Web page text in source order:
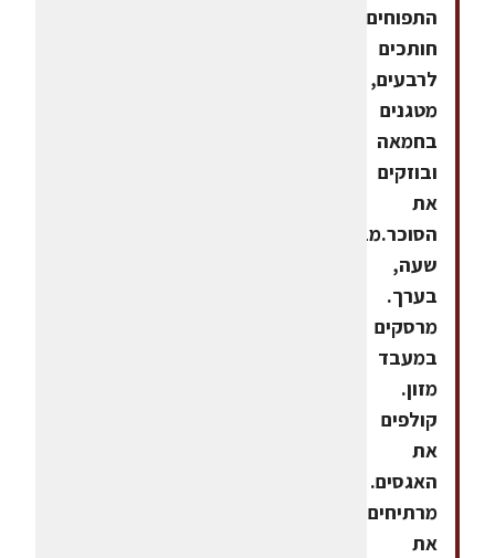
התפוחים
חותכים
לרבעים,
מטגנים
בחמאה
ובוזקים
את
הסוכר.מבשלים
שעה,
בערך.
מרסקים
במעבד
מזון.
קולפים
את
האגסים.
מרתיחים
את